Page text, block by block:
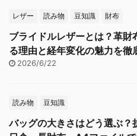
レザー 読み物 豆知識 財布
ブライドルレザーとは？革財
る理由と経年変化の魅力を徹
2026/6/22
読み物 豆知識
バッグの大きさはどう選ぶ？